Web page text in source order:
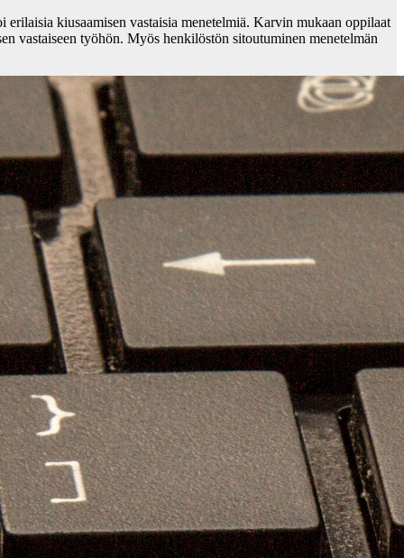
kiusaamisen vastaisia menetelmiä. Karvin mukaan oppilaat
vastaiseen työhön. Myös henkilöstön sitoutuminen menetelmän